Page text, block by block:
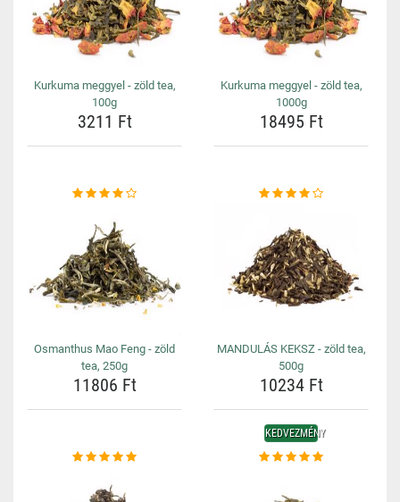
Kurkuma meggyel - zöld tea,
100g
3211 Ft
Kurkuma meggyel - zöld tea,
1000g
18495 Ft
Osmanthus Mao Feng - zöld
tea, 250g
11806 Ft
MANDULÁS KEKSZ - zöld tea,
500g
10234 Ft
KEDVEZMÉNY